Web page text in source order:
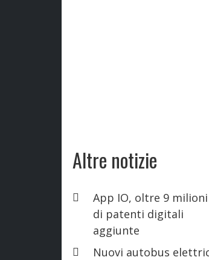
Altre notizie
App IO, oltre 9 milioni
di patenti digitali
aggiunte
Nuovi autobus